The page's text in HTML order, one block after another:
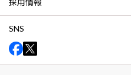
採用情報
SNS